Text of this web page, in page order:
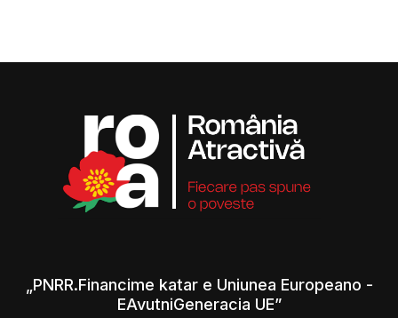
„PNRR.Financime katar e Uniunea Europeano -
EAvutniGeneracia UE”